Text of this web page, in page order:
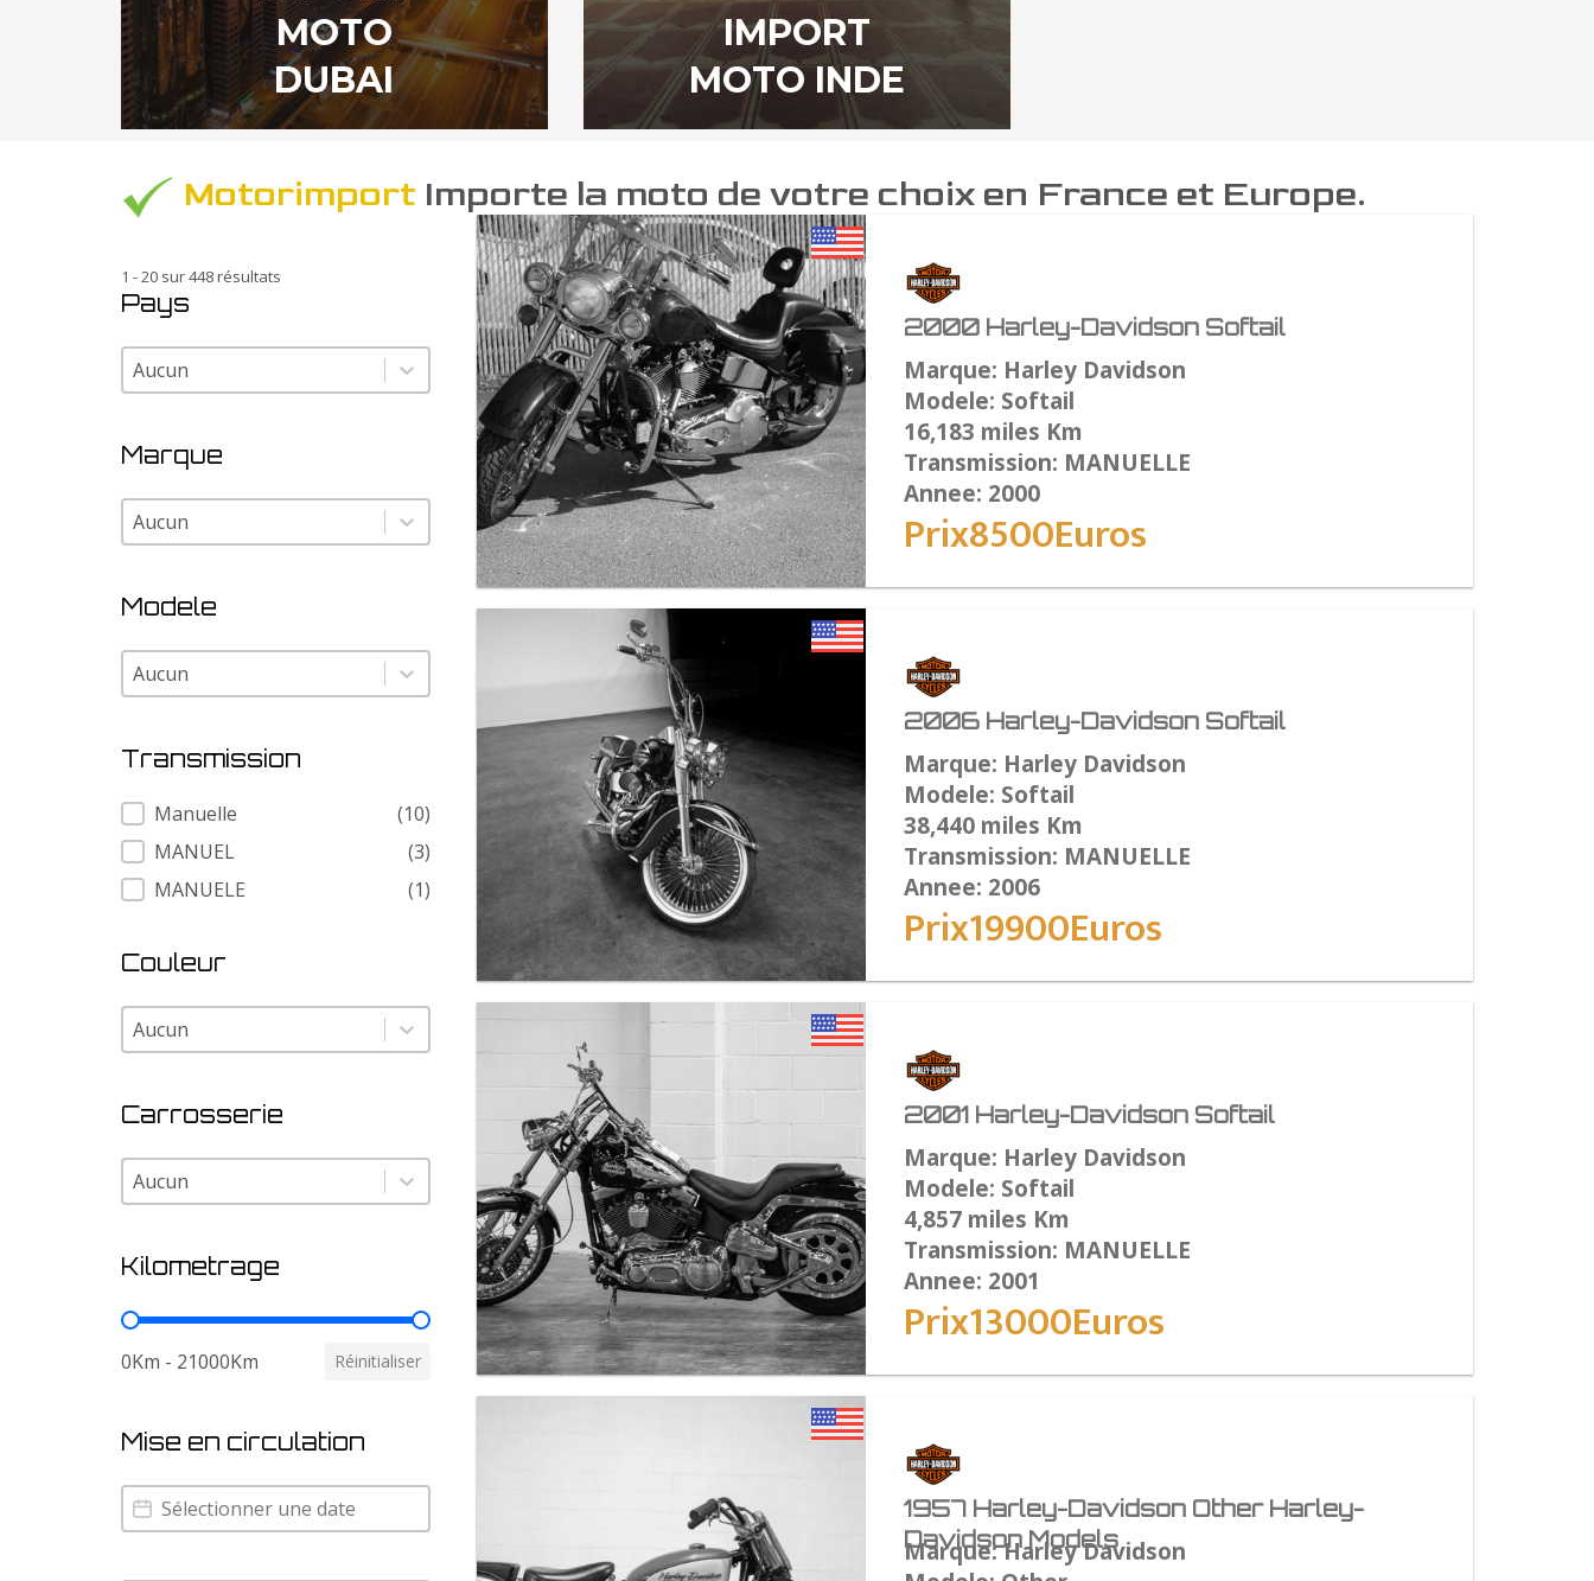
MOTO
DUBAI
IMPORT
MOTO INDE
Motorimport Importe la moto de votre choix en France et Europe.
1 - 20 sur 448 résultats
Pays
Pays
Pays
Marque
Marque
Marque
Modele
Modele
Modele
Transmission
Transmission
Manuelle
(10)
MANUEL
(3)
MANUELE
(1)
Couleur
Couleur
Couleur
Carrosserie
Carrosserie
Carrosserie
Kilometrage
Kilometrage
0Km - 21000Km Réinitialiser
Mise en circulation
Mise en circulation
Mise en circulation
2000 Harley-Davidson Softail
Marque: Harley Davidson
Modele: Softail
16,183 miles Km
Transmission: MANUELLE
Annee: 2000
Prix8500Euros
2006 Harley-Davidson Softail
Marque: Harley Davidson
Modele: Softail
38,440 miles Km
Transmission: MANUELLE
Annee: 2006
Prix19900Euros
2001 Harley-Davidson Softail
Marque: Harley Davidson
Modele: Softail
4,857 miles Km
Transmission: MANUELLE
Annee: 2001
Prix13000Euros
1957 Harley-Davidson Other Harley-
Davidson Models
Marque: Harley Davidson